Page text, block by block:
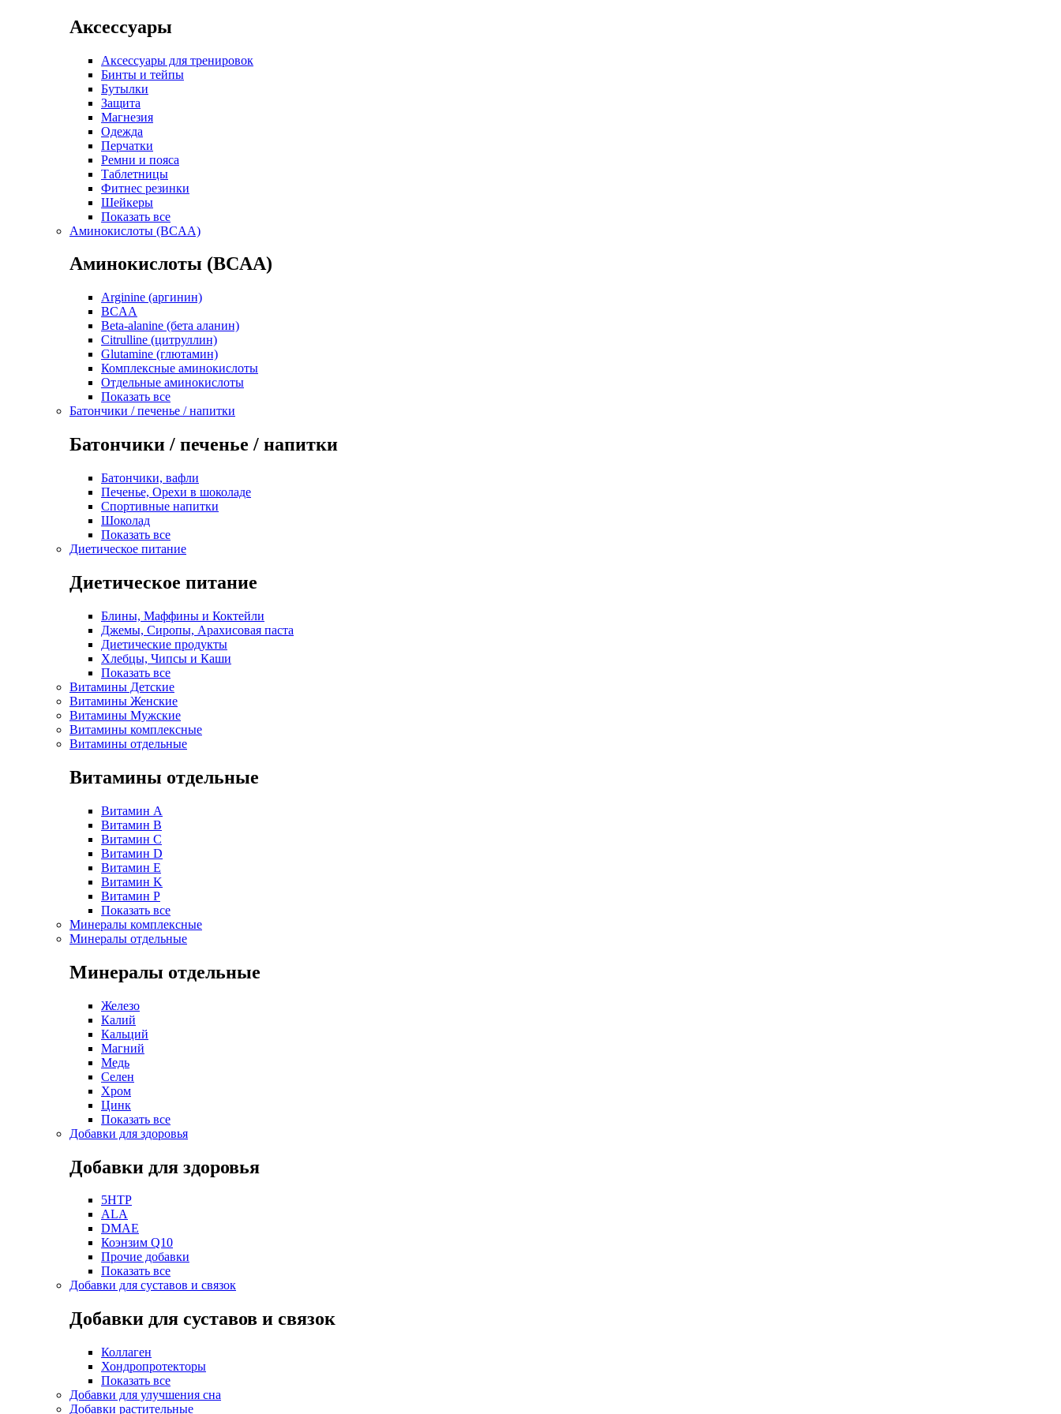
Аксессуары
Аксессуары для тренировок
Бинты и тейпы
Бутылки
Защита
Магнезия
Одежда
Перчатки
Ремни и пояса
Таблетницы
Фитнес резинки
Шейкеры
Показать все
Аминокислоты (BCAA)
Аминокислоты (BCAA)
Arginine (аргинин)
BCAA
Beta-alanine (бета аланин)
Citrulline (цитруллин)
Glutamine (глютамин)
Комплексные аминокислоты
Отдельные аминокислоты
Показать все
Батончики / печенье / напитки
Батончики / печенье / напитки
Батончики, вафли
Печенье, Орехи в шоколаде
Спортивные напитки
Шоколад
Показать все
Диетическое питание
Диетическое питание
Блины, Маффины и Коктейли
Джемы, Сиропы, Арахисовая паста
Диетические продукты
Хлебцы, Чипсы и Каши
Показать все
Витамины Детские
Витамины Женские
Витамины Мужские
Витамины комплексные
Витамины отдельные
Витамины отдельные
Витамин A
Витамин B
Витамин C
Витамин D
Витамин E
Витамин K
Витамин P
Показать все
Минералы комплексные
Минералы отдельные
Минералы отдельные
Железо
Калий
Кальций
Магний
Медь
Селен
Хром
Цинк
Показать все
Добавки для здоровья
Добавки для здоровья
5HTP
ALA
DMAE
Коэнзим Q10
Прочие добавки
Показать все
Добавки для суставов и связок
Добавки для суставов и связок
Коллаген
Хондропротекторы
Показать все
Добавки для улучшения сна
Добавки растительные